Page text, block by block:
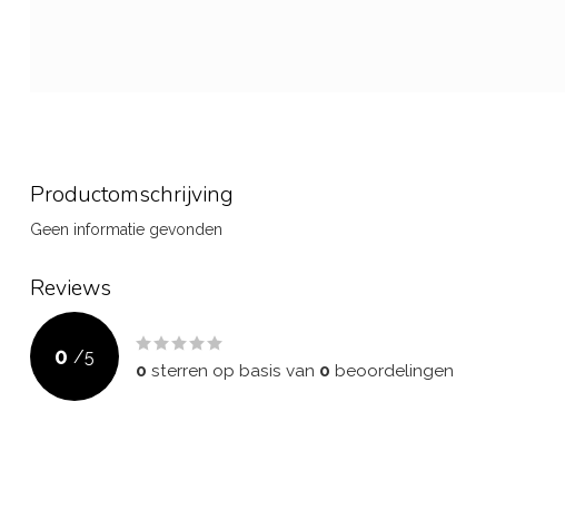
Productomschrijving
Geen informatie gevonden
Reviews
0 /5
0 sterren op basis van 0 beoordelingen